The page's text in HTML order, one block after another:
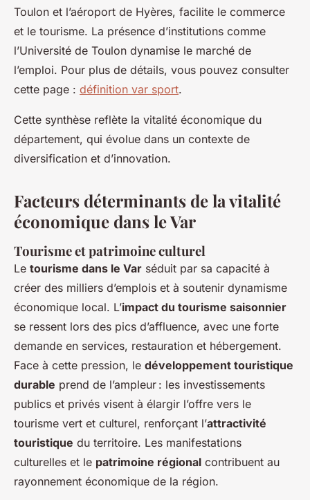
Toulon et l’aéroport de Hyères, facilite le commerce
et le tourisme. La présence d’institutions comme
l’Université de Toulon dynamise le marché de
l’emploi. Pour plus de détails, vous pouvez consulter
cette page : définition var sport.
Cette synthèse reflète la vitalité économique du
département, qui évolue dans un contexte de
diversification et d’innovation.
Facteurs déterminants de la vitalité
économique dans le Var
Tourisme et patrimoine culturel
Le tourisme dans le Var séduit par sa capacité à
créer des milliers d’emplois et à soutenir dynamisme
économique local. L’impact du tourisme saisonnier
se ressent lors des pics d’affluence, avec une forte
demande en services, restauration et hébergement.
Face à cette pression, le développement touristique
durable prend de l’ampleur : les investissements
publics et privés visent à élargir l’offre vers le
tourisme vert et culturel, renforçant l’attractivité
touristique du territoire. Les manifestations
culturelles et le patrimoine régional contribuent au
rayonnement économique de la région.